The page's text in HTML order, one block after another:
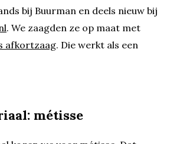
bij Buurman en deels nieuw bij
. We zaagden ze op maat met
afkortzaag. Die werkt als een
métisse